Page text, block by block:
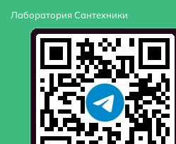
Лаборатория Сантехники